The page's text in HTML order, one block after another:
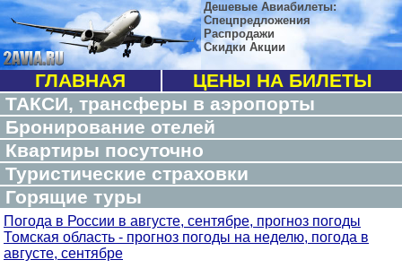
Дешевые Авиабилеты:
Спецпредложения
Распродажи
Скидки Акции
ГЛАВНАЯ
ЦЕНЫ НА БИЛЕТЫ
ТАКСИ, трансферы в аэропорты
Бронирование отелей
Квартиры посуточно
Туристические страховки
Горящие туры
Погода в России в августе, сентябре, прогноз погоды
Томская область - прогноз погоды на неделю, погода в
августе, сентябре